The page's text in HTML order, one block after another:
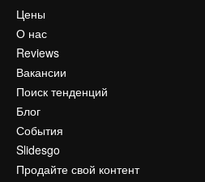
Цены
О нас
Reviews
Вакансии
Поиск тенденций
Блог
События
Slidesgo
Продайте свой контент